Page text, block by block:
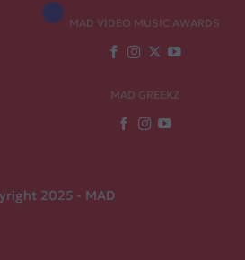
MAD VIDEO MUSIC AWARDS
MAD GREEKZ
2025 - MAD